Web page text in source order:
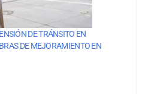
DE TRÁNSITO EN
DE MEJORAMIENTO EN